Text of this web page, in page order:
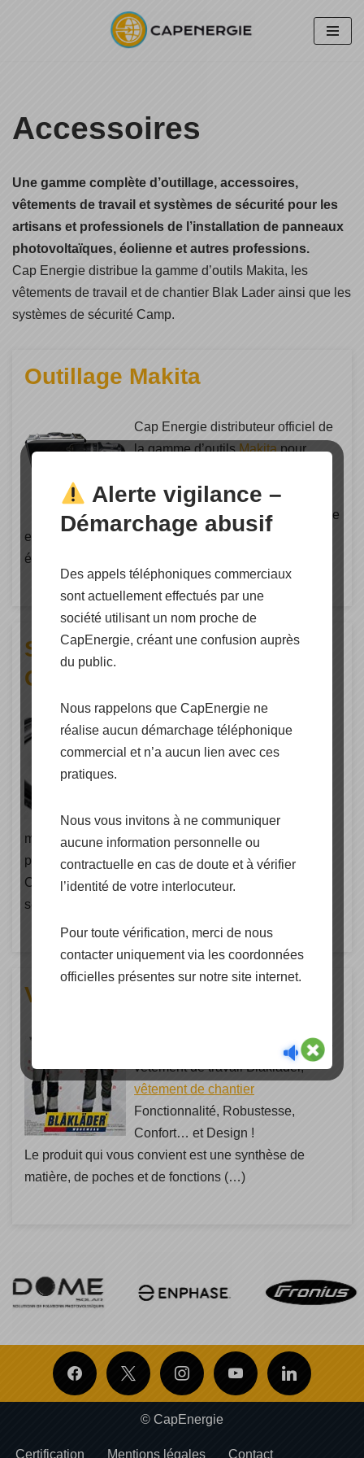
Accessoires
Une gamme complète d’outillage, accessoires,
vêtements de travail et systèmes de sécurité pour les
artisans et professionels de l’installation de panneaux
photovoltaïques, éolienne et autres professions.
Cap Energie distribue la gamme d’outils Makita, les
vêtements de travail et de chantier Blak Lader ainsi que les
systèmes de sécurité Camp.
Outillage Makita
Cap Energie distributeur officiel de
la gamme d’outilsMakitapour
Robustesse, Précision !
Fondé en 1915 au Japon, le groupe
est aujourd’hui leader dans le secteur de l’outillage
électro portatif professionnel (…)
Sécurisation de chantier
Camp
Cap Energie distributeur officiel
d’équipement desécurité C.A.M.P.
Légèreté, confort, efficacité,
modularité, ergonomie, efficacité sont certains des
points clés permettant de définir l’approche de
C.A.M.P.pour répondre au concept fondamental de
sécurité (…)
Vêtements de chantier
Cap Energie distributeur officiel de
vêtement de travail Blaklader,
vêtement de chantier
Fonctionnalité, Robustesse,
Confort… et Design !
Le produit qui vous convient est une synthèse de
matière, de poches et de fonctions (…)
© CapEnergie
Certification Mentions légales Contact
Alerte vigilance –
Démarchage abusif
Des appels téléphoniques commerciaux
sont actuellement effectués par une
société utilisant un nom proche de
CapEnergie, créant une confusion auprès
du public.
Nous rappelons que CapEnergie ne
réalise aucun démarchage téléphonique
commercial et n’a aucun lien avec ces
pratiques.
Nous vous invitons à ne communiquer
aucune information personnelle ou
contractuelle en cas de doute et à vérifier
l’identité de votre interlocuteur.
Pour toute vérification, merci de nous
contacter uniquement via les coordonnées
officielles présentes sur notre site internet.